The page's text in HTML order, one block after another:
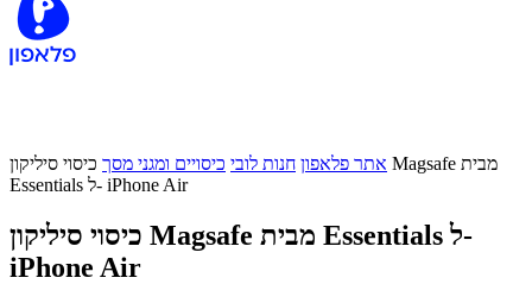
אתר פלאפון חנות לובי כיסויים ומגני מסך כיסוי סיליקון Magsafe מבית
Essentials ל- iPhone Air
כיסוי סיליקון Magsafe מבית Essentials ל-
iPhone Air